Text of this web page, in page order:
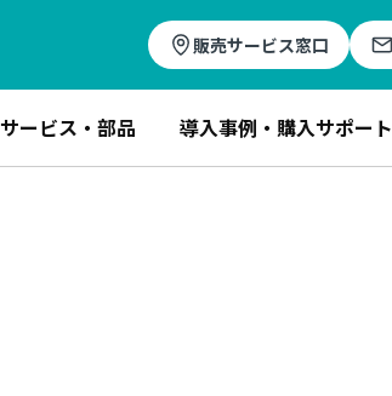
販売サービス窓口
サービス・部品 導入事例・購入サポート